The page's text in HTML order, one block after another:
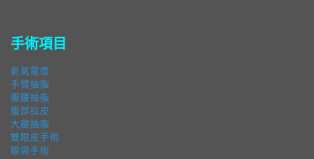
手術項目
氦氣電漿
手臂抽脂
腹腰抽脂
腹部拉皮
大腿抽脂
雙眼皮手術
眼袋手術